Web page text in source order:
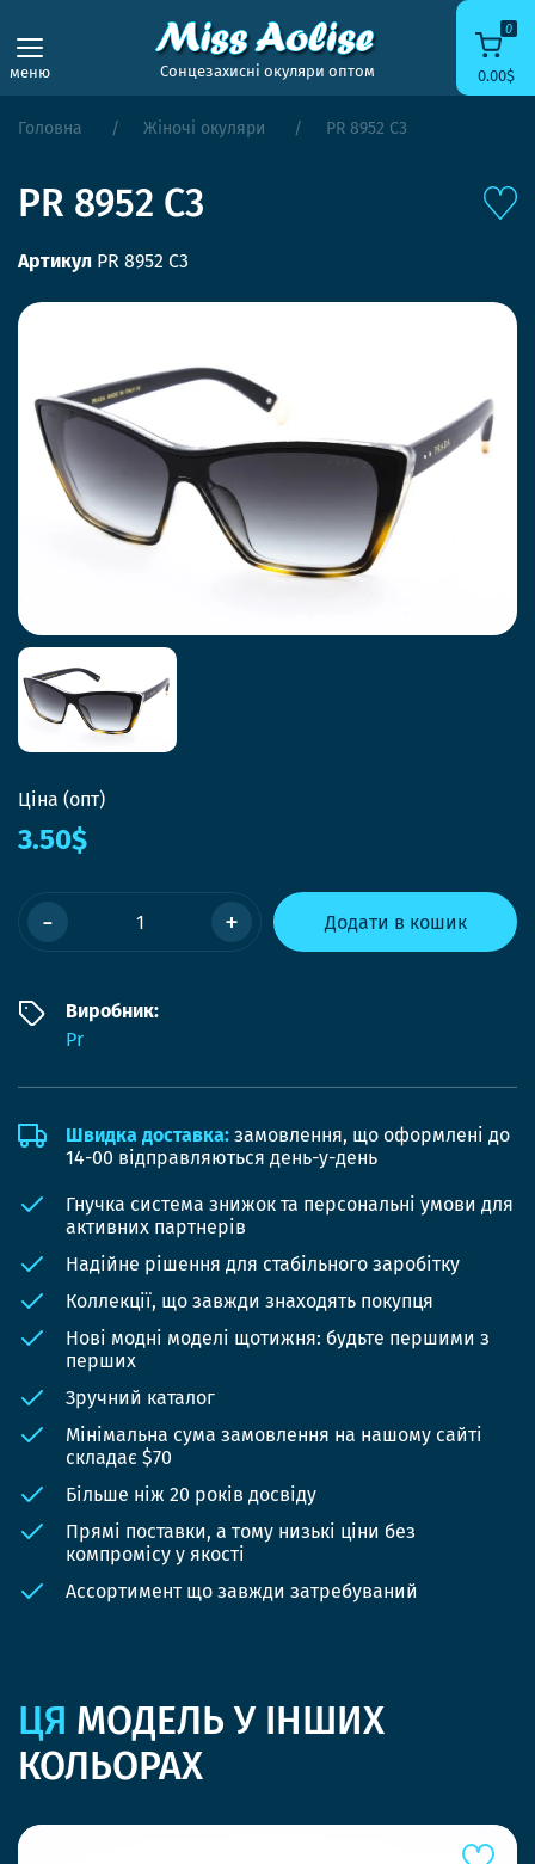
меню Сонцезахисні окуляри оптом
0
0.00$
Головна Жіночі окуляри PR 8952 C3
PR 8952 C3
Артикул PR 8952 C3
Ціна (опт)
3.50$
- + Додати в кошик
Виробник:
Pr
Швидка доставка: замовлення, що оформлені до
14-00 відправляються день-у-день
Гнучка система знижок та персональні умови для
активних партнерів
Надійне рішення для стабільного заробітку
Коллекції, що завжди знаходять покупця
Нові модні моделі щотижня: будьте першими з
перших
Зручний каталог
Мінімальна сума замовлення на нашому сайті
складає $70
Більше ніж 20 років досвіду
Прямі поставки, а тому низькі ціни без
компромісу у якості
Ассортимент що завжди затребуваний
ЦЯ МОДЕЛЬ У ІНШИХ
КОЛЬОРАХ